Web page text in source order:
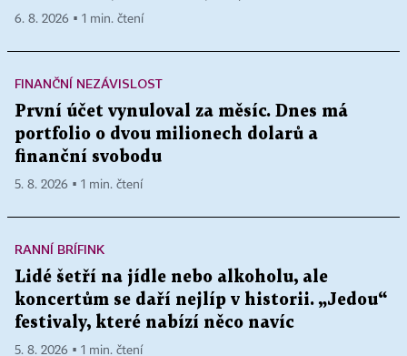
6. 8. 2026 ▪ 1 min. čtení
FINANČNÍ NEZÁVISLOST
První účet vynuloval za měsíc. Dnes má
portfolio o dvou milionech dolarů a
finanční svobodu
5. 8. 2026 ▪ 1 min. čtení
RANNÍ BRÍFINK
Lidé šetří na jídle nebo alkoholu, ale
koncertům se daří nejlíp v historii. „Jedou“
festivaly, které nabízí něco navíc
5. 8. 2026 ▪ 1 min. čtení